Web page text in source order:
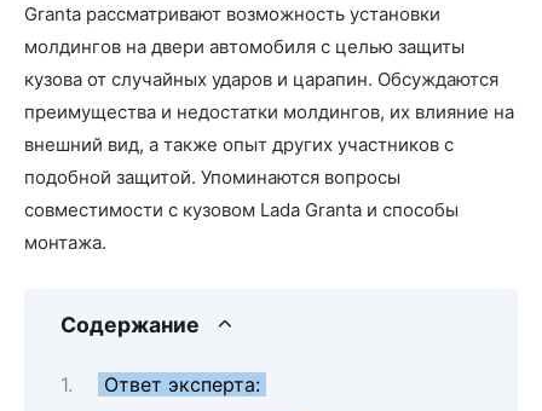
Granta рассматривают возможность установки
молдингов на двери автомобиля с целью защиты
кузова от случайных ударов и царапин. Обсуждаются
преимущества и недостатки молдингов, их влияние на
внешний вид, а также опыт других участников с
подобной защитой. Упоминаются вопросы
совместимости с кузовом Lada Granta и способы
монтажа.
Содержание
Ответ эксперта: